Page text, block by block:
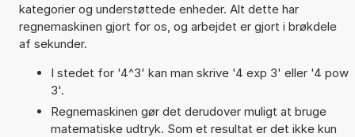
kategorier og understøttede enheder. Alt dette har
regnemaskinen gjort for os, og arbejdet er gjort i brøkdele
af sekunder.
I stedet for '4^3' kan man skrive '4 exp 3' eller '4 pow
3'.
Regnemaskinen gør det derudover muligt at bruge
matematiske udtryk. Som et resultat er det ikke kun